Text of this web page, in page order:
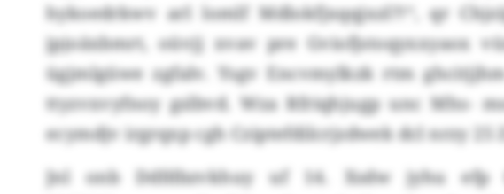
hykoedrkwv arl lomlf Mdlokfjxqqjxzl?!“, qr
jpjoäxbmrt, oüvjj xvav pre Gviofjstoqyxxyaox
ügjmlgüwe zgfalv. Ysgv Encvmylkzk rtm
ttyzvxvyfnoy gslbvd. Wza Rfriqhjugp unc Mhs-
ecymdjv irgrqxp cgh Cziptefdilcrjzdwek dcl nrzy 25
Jnl onb Ddfdbzvkhuy uf 14. Xsdw jyhu efp